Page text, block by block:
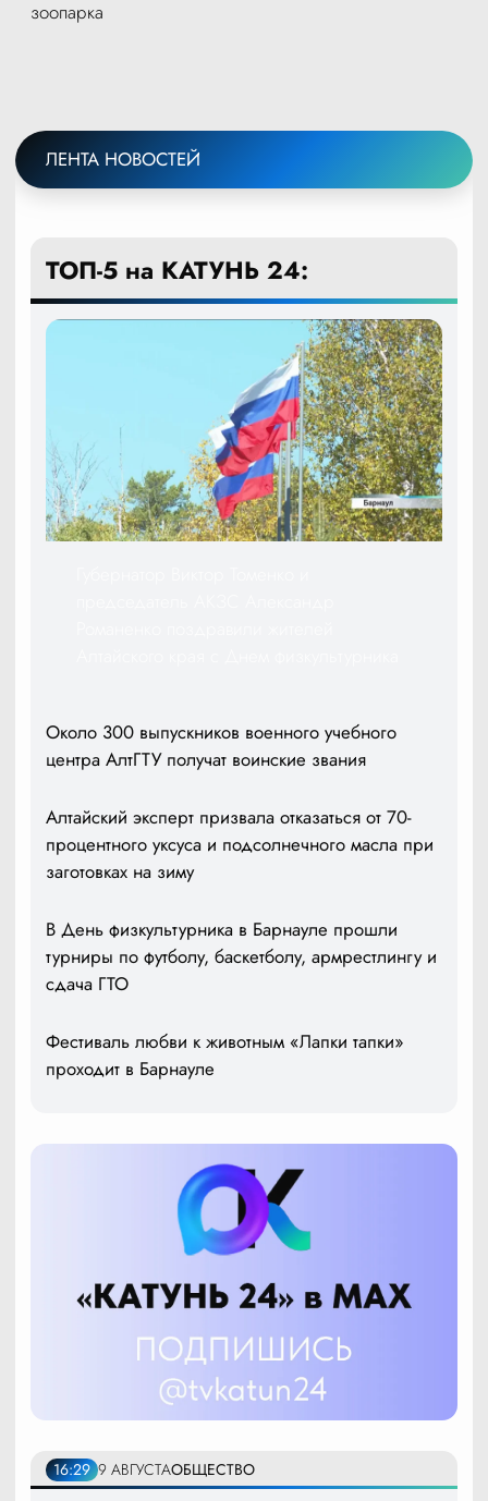
зоопарка
ЛЕНТА НОВОСТЕЙ
ТОП-5 на КАТУНЬ 24:
Около 300 выпускников военного учебного
центра АлтГТУ получат воинские звания
Алтайский эксперт призвала отказаться от 70-
процентного уксуса и подсолнечного масла при
заготовках на зиму
В День физкультурника в Барнауле прошли
турниры по футболу, баскетболу, армрестлингу и
сдача ГТО
Фестиваль любви к животным «Лапки тапки»
проходит в Барнауле
16:29 9 АВГУСТАОБЩЕСТВО